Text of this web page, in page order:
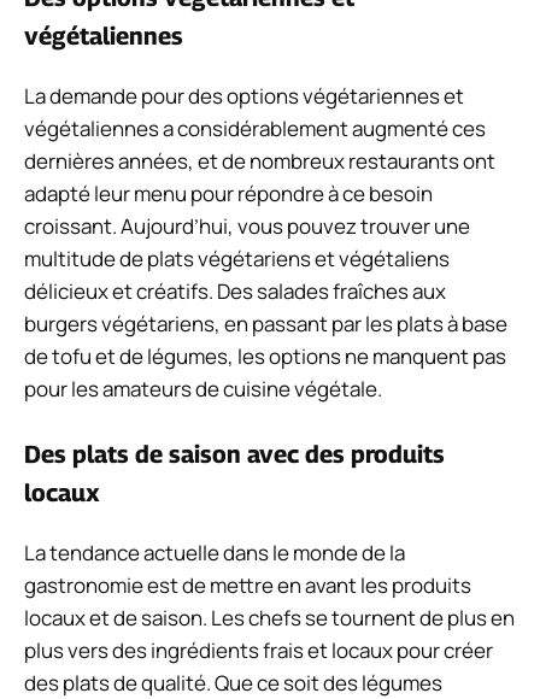
végétaliennes
La demande pour des options végétariennes et
végétaliennes a considérablement augmenté ces
dernières années, et de nombreux restaurants ont
adapté leur menu pour répondre à ce besoin
croissant. Aujourd’hui, vous pouvez trouver une
multitude de plats végétariens et végétaliens
délicieux et créatifs. Des salades fraîches aux
burgers végétariens, en passant par les plats à base
de tofu et de légumes, les options ne manquent pas
pour les amateurs de cuisine végétale.
Des plats de saison avec des produits
locaux
La tendance actuelle dans le monde de la
gastronomie est de mettre en avant les produits
locaux et de saison. Les chefs se tournent de plus en
plus vers des ingrédients frais et locaux pour créer
des plats de qualité. Que ce soit des légumes